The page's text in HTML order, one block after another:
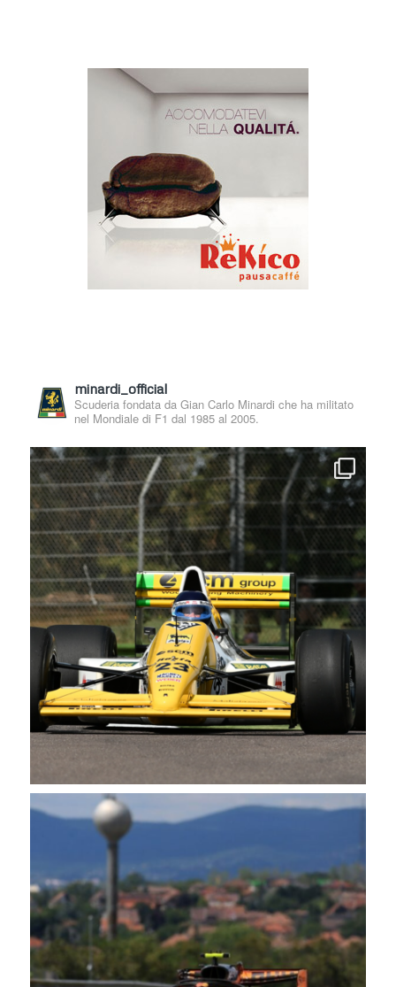
minardi_official
Scuderia fondata da Gian Carlo Minardi che ha militato
nel Mondiale di F1 dal 1985 al 2005.